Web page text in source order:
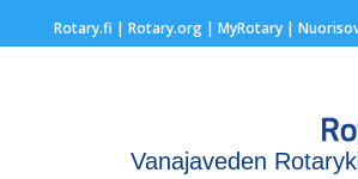
Rotary.fi | Rotary.org| MyRotary |
Vanajaveden